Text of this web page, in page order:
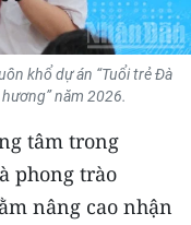
khổ dự án “Tuổi trẻ Đà
năm 2026.
tâm trong
phong trào
nâng cao nhận